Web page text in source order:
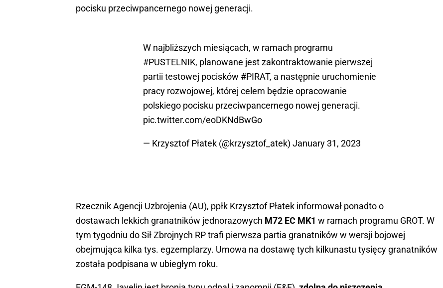
pocisku przeciwpancernego nowej generacji.
W najbliższych miesiącach, w ramach programu
#PUSTELNIK, planowane jest zakontraktowanie pierwszej
partii testowej pocisków #PIRAT, a następnie uruchomienie
pracy rozwojowej, której celem będzie opracowanie
polskiego pocisku przeciwpancernego nowej generacji.
pic.twitter.com/eoDKNdBwGo
— Krzysztof Płatek (@krzysztof_atek) January 31, 2023
Rzecznik Agencji Uzbrojenia (AU), ppłk Krzysztof Płatek informował ponadto o
dostawach lekkich granatników jednorazowych M72 EC MK1 w ramach programu GROT. W
tym tygodniu do Sił Zbrojnych RP trafi pierwsza partia granatników w wersji bojowej
obejmująca kilka tys. egzemplarzy. Umowa na dostawę tych kilkunastu tysięcy granatników
została podpisana w ubiegłym roku.